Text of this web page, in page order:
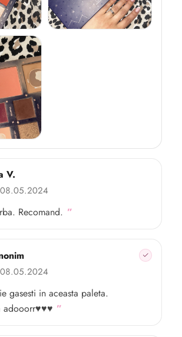
V.
08.05.2024
Recomand.
08.05.2024
gasesti in aceasta paleta.
adooorr♥️♥️♥️